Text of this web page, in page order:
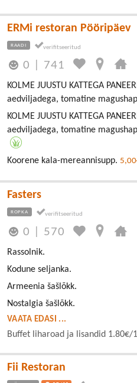
ERMi restoran Pööripäev
RAADI
0 741
KOLME JUUSTU KATTEGA
aedviljadega, tomatine
KOLME JUUSTU KATTEGA
aedviljadega, tomatine
Koorene kala-mereannisupp.
Fasters
ROPKA
0 570
Rassolnik.
Kodune seljanka.
Armeenia šašlõkk.
Nostalgia šašlõkk.
VAATA EDASI ...
Buffet liharoad ja lisandid 1.80€/
Fii Restoran